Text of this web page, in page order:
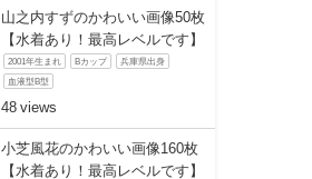
山之内すずのかわいい画像50枚
【水着あり！最高レベルです】
2001年生まれ Bカップ 兵庫県出身
血液型B型
48
小芝風花のかわいい画像160枚
【水着あり！最高レベルです】